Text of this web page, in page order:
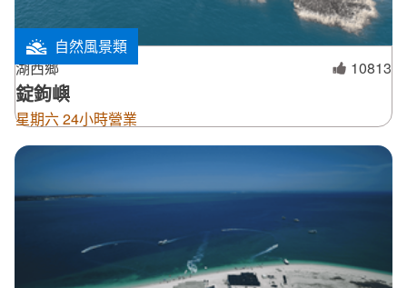
自然風景類
湖西鄉
10813
錠鉤嶼
星期六 24小時營業